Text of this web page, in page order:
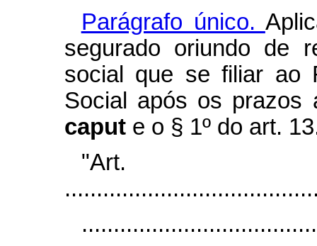
Parágrafo único.
segurado oriundo de
social que se filiar ao
Social após os
caput e o § 1º do art.